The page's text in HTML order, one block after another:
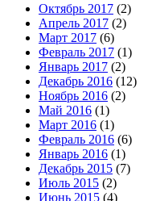
Октябрь 2017 (2)
Апрель 2017 (2)
Март 2017 (6)
Февраль 2017 (1)
Январь 2017 (2)
Декабрь 2016 (12)
Ноябрь 2016 (2)
Май 2016 (1)
Март 2016 (1)
Февраль 2016 (6)
Январь 2016 (1)
Декабрь 2015 (7)
Июль 2015 (2)
Июнь 2015 (4)